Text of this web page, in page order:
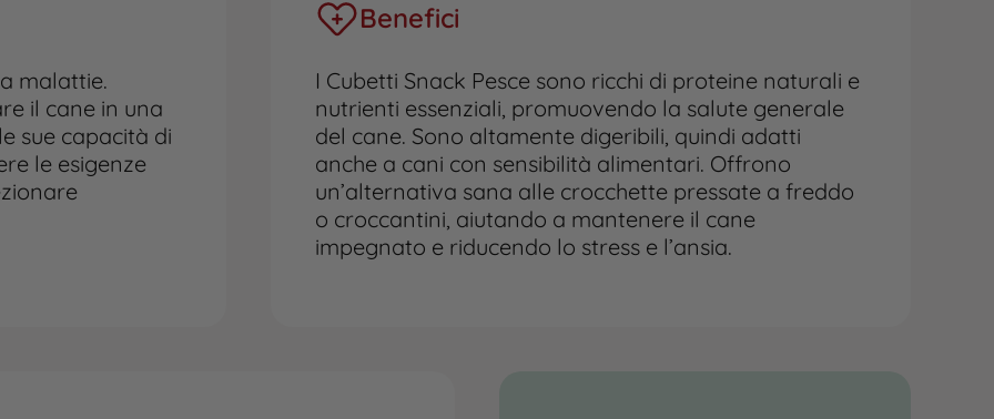
malattie.
il cane in una
sue capacità di
le esigenze
Benefici
I Cubetti Snack Pesce sono ricchi di proteine naturali e
nutrienti essenziali, promuovendo la salute generale
del cane. Sono altamente digeribili, quindi adatti
anche a cani con sensibilità alimentari. Offrono
un’alternativa sana alle crocchette pressate a freddo
o croccantini, aiutando a mantenere il cane
impegnato e riducendo lo stress e l’ansia.